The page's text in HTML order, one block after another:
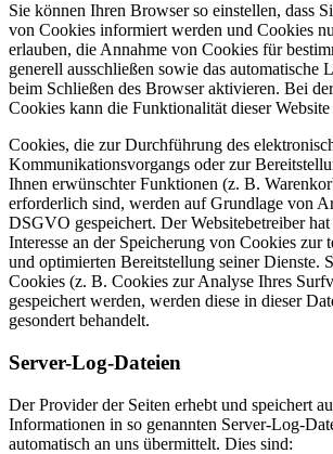
Sie können Ihren Browser so einstellen, dass
von Cookies informiert werden und Cookies
erlauben, die Annahme von Cookies für
generell ausschließen sowie das automatische
beim Schließen des Browser aktivieren. Bei
Cookies kann die Funktionalität dieser Website
Cookies, die zur Durchführung des
Kommunikationsvorgangs oder zur
Ihnen erwünschter Funktionen (z. B.
erforderlich sind, werden auf Grundlage von
DSGVO gespeichert. Der Websitebetreiber hat
Interesse an der Speicherung von Cookies zur
und optimierten Bereitstellung seiner Dienste.
Cookies (z. B. Cookies zur Analyse Ihres
gespeichert werden, werden diese in dieser
gesondert behandelt.
Server-Log-Dateien
Der Provider der Seiten erhebt und speichert
Informationen in so genannten Server-Log-
automatisch an uns übermittelt. Dies sind: